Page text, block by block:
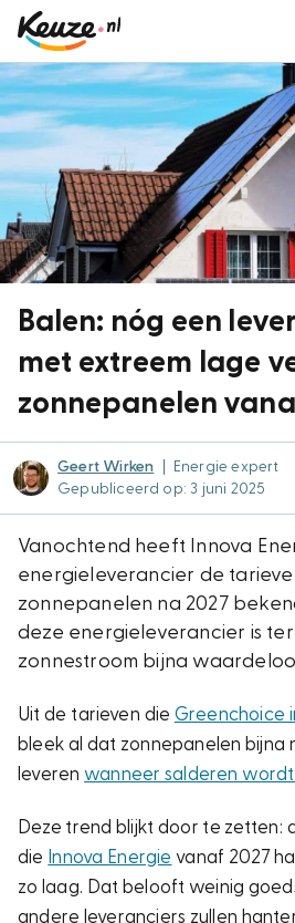
Balen: nóg een
met extreem lage
zonnepanelen
Geert Wirken
Energie expert
Gepubliceerd op: 3 juni 2025
Vanochtend heeft Innova
energieleverancier de
zonnepanelen na 2027
deze energieleverancier is
zonnestroom bijna
Uit de tarieven die Greenchoice
bleek al dat zonnepanelen bijna
leverenwanneer salderen
Deze trend blijkt door te zetten:
die Innova Energie vanaf 2027
zo laag. Dat belooft weinig
andere leveranciers zullen